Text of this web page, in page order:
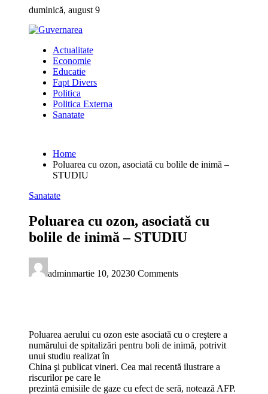
content
duminică, august 9
Actualitate
Economie
Educatie
Fapt Divers
Politica
Politica Externa
Sanatate
Home
Poluarea cu ozon, asociată cu bolile de inimă –
STUDIU
Sanatate
Poluarea cu ozon, asociată cu
bolile de inimă – STUDIU
adminmartie 10, 20230 Comments
Poluarea aerului cu ozon este asociată cu o creştere a
numărului de spitalizări pentru boli de inimă, potrivit
unui studiu realizat în
China şi publicat vineri. Cea mai recentă ilustrare a
riscurilor pe care le
prezintă emisiile de gaze cu efect de seră, notează AFP.